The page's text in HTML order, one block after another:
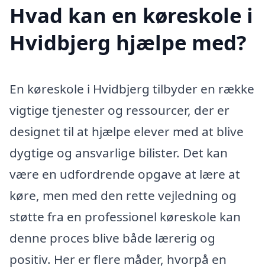
Hvad kan en køreskole i
Hvidbjerg hjælpe med?
En køreskole i Hvidbjerg tilbyder en række
vigtige tjenester og ressourcer, der er
designet til at hjælpe elever med at blive
dygtige og ansvarlige bilister. Det kan
være en udfordrende opgave at lære at
køre, men med den rette vejledning og
støtte fra en professionel køreskole kan
denne proces blive både lærerig og
positiv. Her er flere måder, hvorpå en